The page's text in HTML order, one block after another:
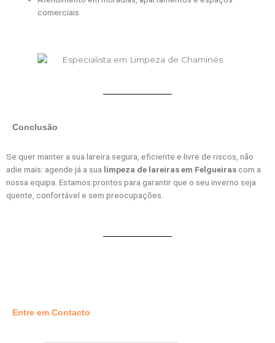
comerciais
Conclusão
Se quer manter a sua lareira segura, eficiente e livre de riscos, não
adie mais: agende já a sua limpeza de lareiras em Felgueirascom a
nossa equipa. Estamos prontos para garantir que o seu inverno seja
quente, confortável e sem preocupações.
Entre em Contacto